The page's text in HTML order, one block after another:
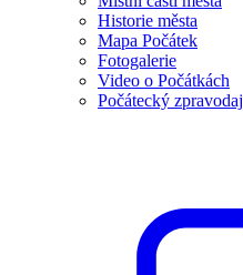
Historie města
Mapa Počátek
Fotogalerie
Video o Počátkách
Počátecký zpravodaj